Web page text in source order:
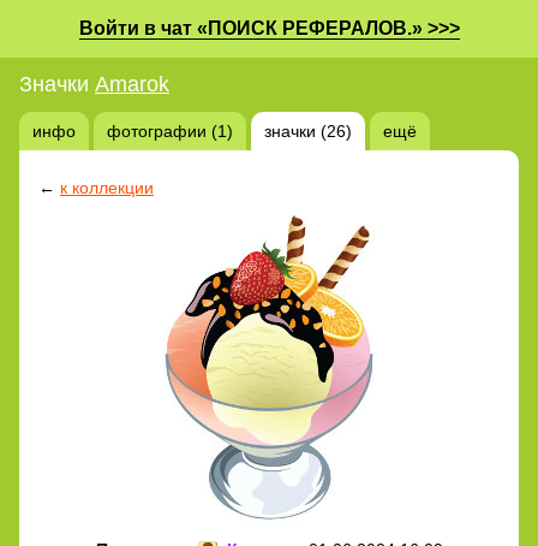
Войти в чат «ПОИСК РЕФЕРАЛОВ.» >>>
Значки Amarok
инфо фотографии (1) значки (26) ещё
← к коллекции